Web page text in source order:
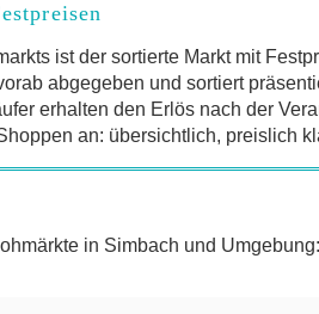
ist der sortierte Markt mit
abgegeben und sortiert
erhalten den Erlös nach der
an: übersichtlich, preislich
in Simbach und Umgebung: